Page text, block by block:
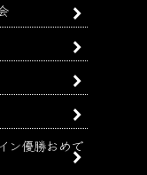
優勝おめで